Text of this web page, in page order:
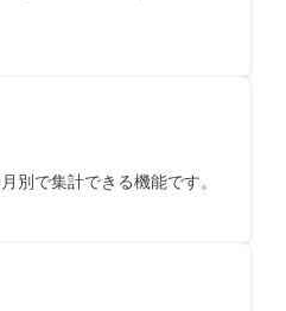
別で集計できる機能です。